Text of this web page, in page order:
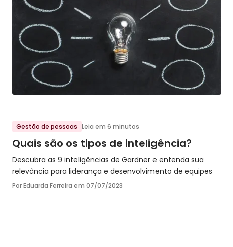
Gestão de pessoas Leia em 6 minutos
Quais são os tipos de inteligência?
Descubra as 9 inteligências de Gardner e entenda sua
relevância para liderança e desenvolvimento de equipes
Por Eduarda Ferreira em 07/07/2023